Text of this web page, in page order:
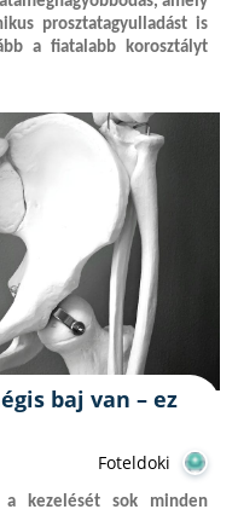
prosztatagyulladást is
a fiatalabb korosztályt
baj van – ez
Foteldoki
a kezelését sok minden